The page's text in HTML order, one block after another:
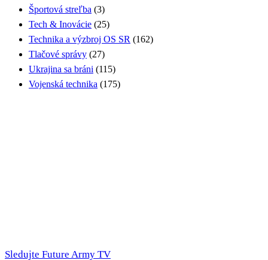
Športová streľba (3)
Tech & Inovácie (25)
Technika a výzbroj OS SR (162)
Tlačové správy (27)
Ukrajina sa bráni (115)
Vojenská technika (175)
Sledujte Future Army TV